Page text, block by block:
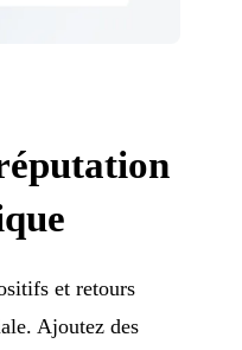
et retours
Ajoutez des